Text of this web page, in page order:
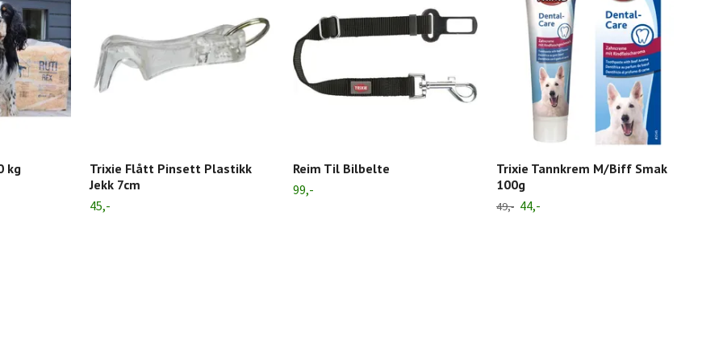
kg
Trixie Flått Pinsett Plastikk
Jekk 7cm
45,-
Reim Til Bilbelte
99,-
Trixie Tannkrem M/Biff Smak
100g
49,- 44,-